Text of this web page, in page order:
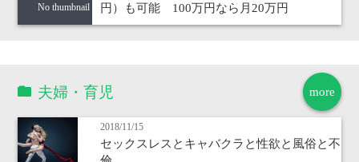
No thumbnail
円）も可能 100万円なら月20万円
more
夫婦・育児
2018/11/15
セックスレスとキャバクラと性欲と風俗と不